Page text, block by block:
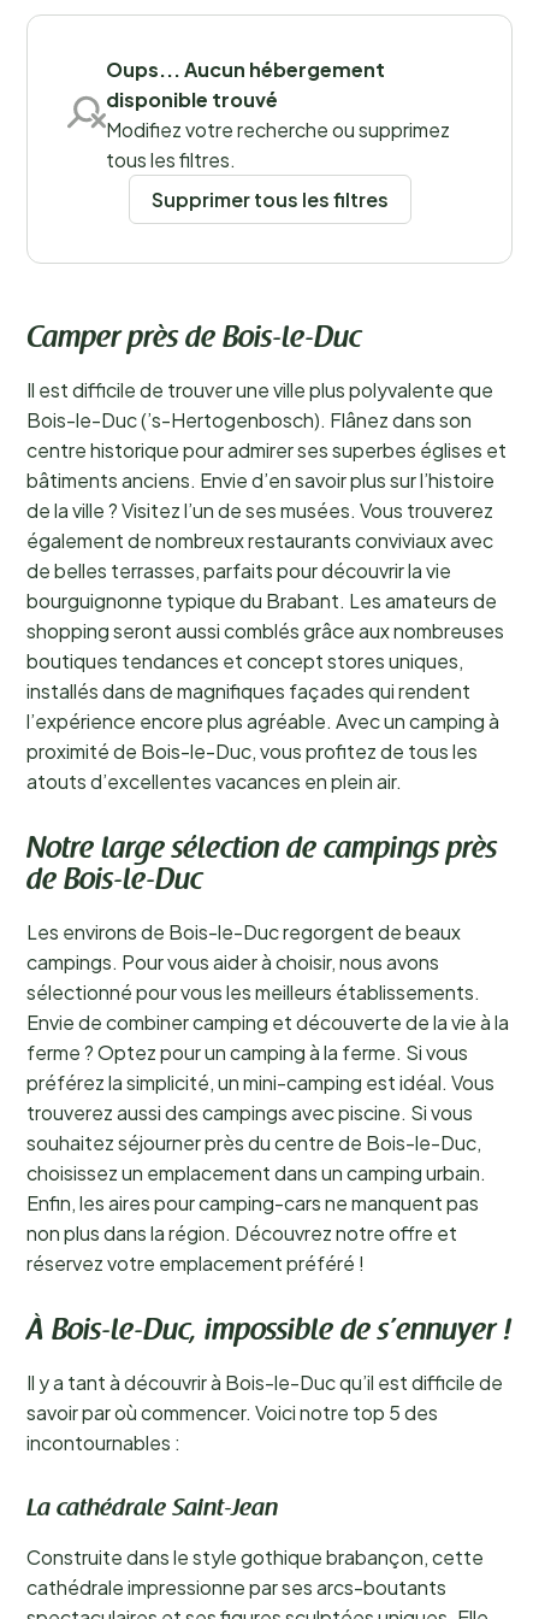
Sauvegarder les filtres
Oups... Aucun hébergement
disponible trouvé
Modifiez votre recherche ou supprimez
tous les filtres.
Supprimer tous les filtres
Camper près de Bois-le-Duc
Il est difficile de trouver une ville plus polyvalente que
Bois-le-Duc (’s-Hertogenbosch). Flânez dans son
centre historique pour admirer ses superbes églises et
bâtiments anciens. Envie d’en savoir plus sur l’histoire
de la ville ? Visitez l’un de ses musées. Vous trouverez
également de nombreux restaurants conviviaux avec
de belles terrasses, parfaits pour découvrir la vie
bourguignonne typique du Brabant. Les amateurs de
shopping seront aussi comblés grâce aux nombreuses
boutiques tendances et concept stores uniques,
installés dans de magnifiques façades qui rendent
l’expérience encore plus agréable. Avec un camping à
proximité de Bois-le-Duc, vous profitez de tous les
atouts d’excellentes vacances en plein air.
Notre large sélection de campings près
de Bois-le-Duc
Les environs de Bois-le-Duc regorgent de beaux
campings. Pour vous aider à choisir, nous avons
sélectionné pour vous les meilleurs établissements.
Envie de combiner camping et découverte de la vie à la
ferme ? Optez pour un camping à la ferme. Si vous
préférez la simplicité, un mini-camping est idéal. Vous
trouverez aussi des campings avec piscine. Si vous
souhaitez séjourner près du centre de Bois-le-Duc,
choisissez un emplacement dans un camping urbain.
Enfin, les aires pour camping-cars ne manquent pas
non plus dans la région. Découvrez notre offre et
réservez votre emplacement préféré !
À Bois-le-Duc, impossible de s’ennuyer !
Il y a tant à découvrir à Bois-le-Duc qu’il est difficile de
savoir par où commencer. Voici notre top 5 des
incontournables :
La cathédrale Saint-Jean
Construite dans le style gothique brabançon, cette
cathédrale impressionne par ses arcs-boutants